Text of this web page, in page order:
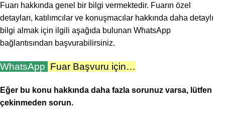
Fuarı hakkında genel bir bilgi vermektedir. Fuarın özel
detayları, katılımcılar ve konuşmacılar hakkında daha detaylı
bilgi almak için ilgili aşağıda bulunan WhatsApp
bağlantısından başvurabilirsiniz.
WhatsApp Fuar Başvuru için…
Eğer bu konu hakkında daha fazla sorunuz varsa, lütfen
çekinmeden sorun.